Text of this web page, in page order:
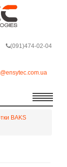
(091)474-02-04
BAKS